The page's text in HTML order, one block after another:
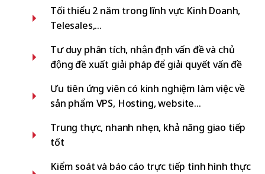
Tối thiểu 2 năm trong lĩnh vực Kinh Doanh,
Telesales,...
Tư duy phân tích, nhận định vấn đề và chủ
động đề xuất giải pháp để giải quyết vấn đề
Ưu tiên ứng viên có kinh nghiệm làm việc về
sản phẩm VPS, Hosting, website…
Trung thực, nhanh nhẹn, khả năng giao tiếp
tốt
Kiểm soát và báo cáo trực tiếp tình hình thực